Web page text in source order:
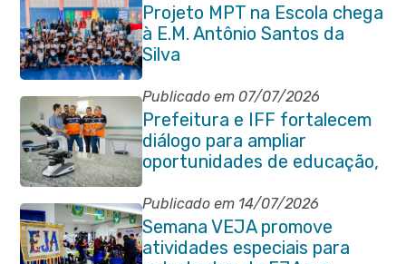
Projeto MPT na Escola chega
à E.M. Antônio Santos da
Silva
Publicado em 07/07/2026
Prefeitura e IFF fortalecem
diálogo para ampliar
oportunidades de educação,
ciência e inovação em
Itaboraí
Publicado em 14/07/2026
Semana VEJA promove
atividades especiais para